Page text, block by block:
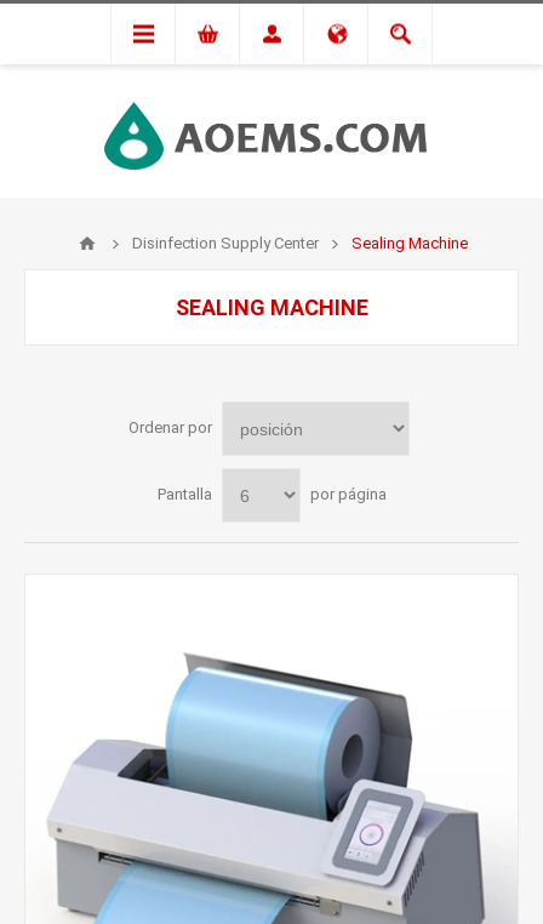
Disinfection Supply Center Sealing Machine
SEALING MACHINE
Ordenar por
Pantalla por página